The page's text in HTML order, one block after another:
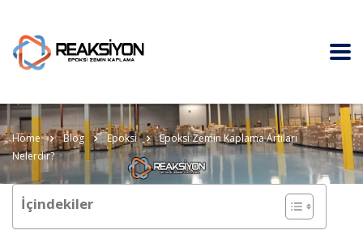
Home Blog Epoksi
Epoksi Zemin Kaplama Artıları
Nelerdir?
İçindekiler